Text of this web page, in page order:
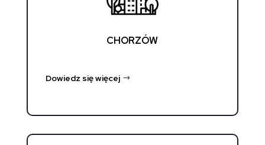
CHORZÓW
Dowiedz się więcej